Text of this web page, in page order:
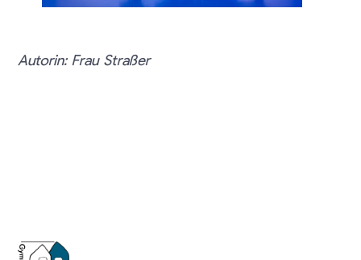
Autorin: Frau Straßer